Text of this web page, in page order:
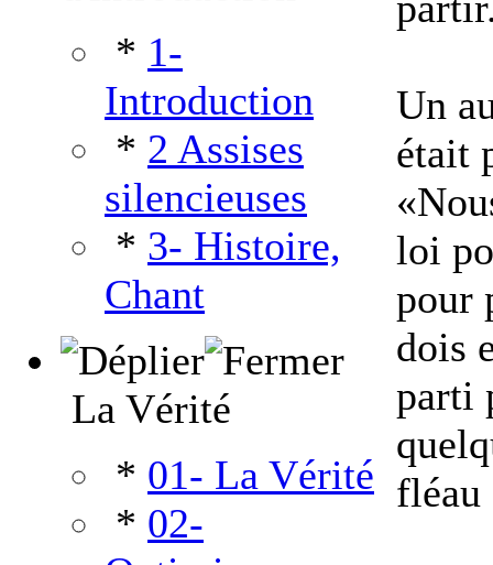
* 1-
Introduction
* 2 Assises
silencieuses
* 3- Histoire,
Chant
La Vérité
* 01- La Vérité
* 02-
Un
était
loi
pour
dois
parti
fléau